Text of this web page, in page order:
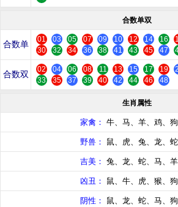
合数单双
合数单 01 03 05 07 09 10 12 14 16
30
32 34 36 38 41 43 45 47
合数双 02 04 06 08 11 13 15 17 19
33
35 37 39 40 42 44 46 48
生肖属性
家禽： 牛、马、羊、鸡、
野兽： 鼠、虎、兔、龙、
吉美： 兔、龙、蛇、马、
凶丑： 鼠、牛、虎、猴、
阴性： 鼠、龙、蛇、马、